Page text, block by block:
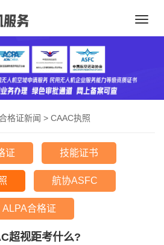
格证新闻 > CAAC执照
证 技能证书
航协ASFC
ALPA合格证
超视距考什么?